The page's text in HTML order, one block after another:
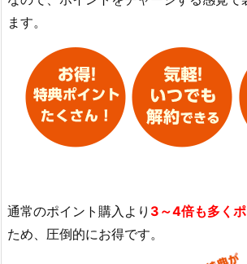
ます。
通常のポイント購入より 3～4倍も多く
ため、圧倒的にお得です。